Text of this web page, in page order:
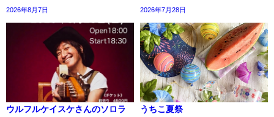
2026年8月7日 2026年7月28日
ウルフルケイスケさんのソロラ
うちこ夏祭